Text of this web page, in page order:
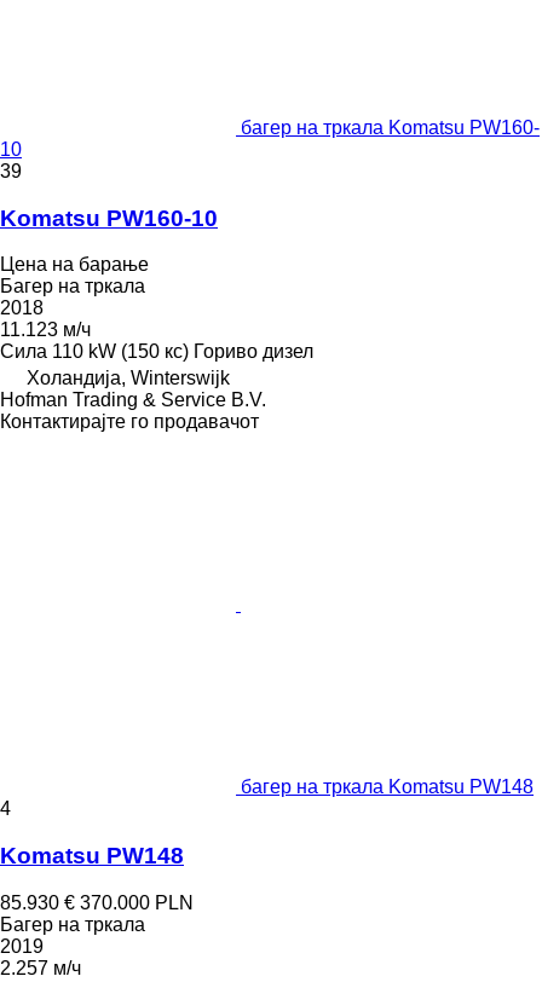
багер на тркала Komatsu PW160-
10
39
Komatsu PW160-10
Цена на барање
Багер на тркала
2018
11.123 м/ч
Сила 110 kW (150 кс) Гориво дизел
Холандија, Winterswijk
Hofman Trading & Service B.V.
Контактирајте го продавачот
багер на тркала Komatsu PW148
4
Komatsu PW148
85.930 € 370.000 PLN
Багер на тркала
2019
2.257 м/ч